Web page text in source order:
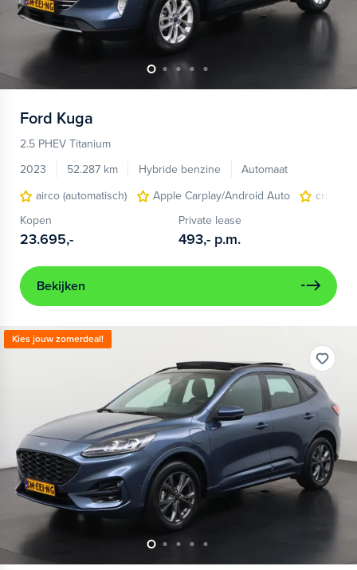
Ford Kuga
2.5 PHEV Titanium
2023
52.287 km Hybride benzine
Automaat
airco (automatisch)
Apple Carplay/Android Auto
cruise
Kopen
23.695,-
Private lease
493,- p.m.
Bekijken
Kies jouw zomerdeal!